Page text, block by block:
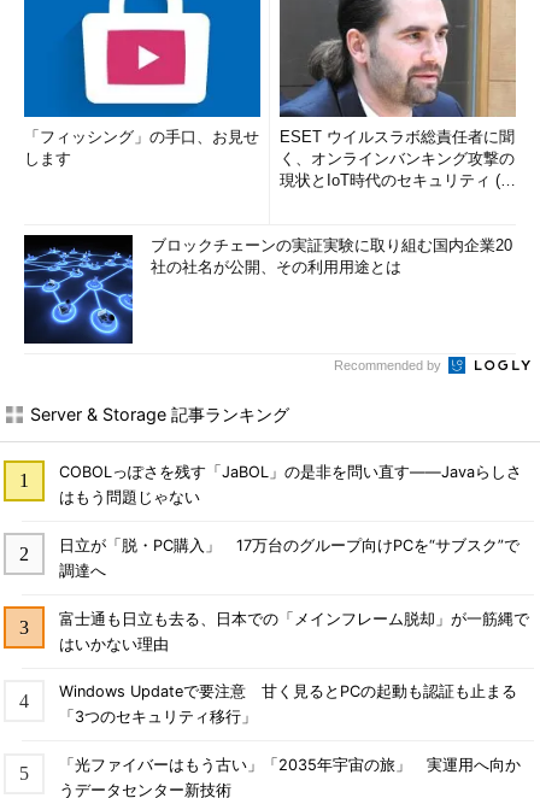
「フィッシング」の手口、お見せ
します
ESET ウイルスラボ総責任者に聞
く、オンラインバンキング攻撃の
現状とIoT時代のセキュリティ (1/
ブロックチェーンの実証実験に取り組む国内企業20
社の社名が公開、その利用用途とは
Recommended by
Server & Storage 記事ランキング
COBOLっぽさを残す「JaBOL」の是非を問い直す――Javaらしさ
はもう問題じゃない
日立が「脱・PC購入」 17万台のグループ向けPCを“サブスク”で
調達へ
富士通も日立も去る、日本での「メインフレーム脱却」が一筋縄で
はいかない理由
Windows Updateで要注意 甘く見るとPCの起動も認証も止まる
「3つのセキュリティ移行」
「光ファイバーはもう古い」「2035年宇宙の旅」 実運用へ向か
うデータセンター新技術